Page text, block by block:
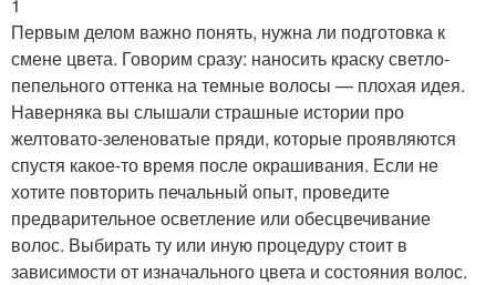
Первым делом важно понять, нужна ли подготовка к
смене цвета. Говорим сразу: наносить краску светло-
пепельного оттенка на темные волосы — плохая идея.
Наверняка вы слышали страшные истории про
желтовато-зеленоватые пряди, которые проявляются
спустя какое-то время после окрашивания. Если не
хотите повторить печальный опыт, проведите
предварительное осветление или обесцвечивание
волос. Выбирать ту или иную процедуру стоит в
зависимости от изначального цвета и состояния волос.